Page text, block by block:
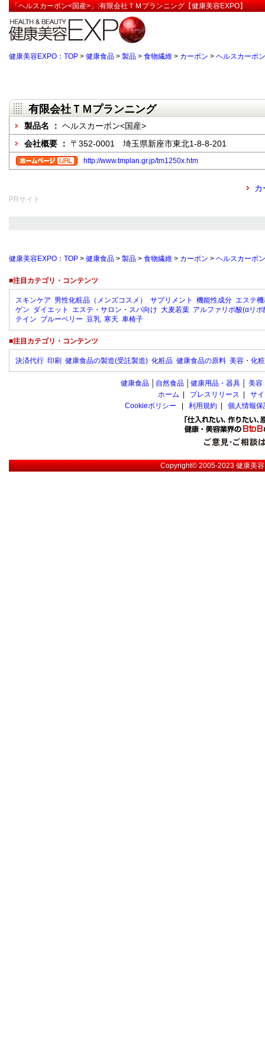
「ヘルスカーボン<国産>」:有限会社ＴＭプランニング【健康美容EXPO】
健康美容EXPO：TOP > 健康食品 > 製品 > 食物繊維 > カーボン > ヘルスカーボ
有限会社ＴＭプランニング
製品名 ： ヘルスカーボン<国産>
会社概要 ： 〒352-0001 埼玉県新座市東北1-8-8-201
http://www.tmplan.gr.jp/tm1250x.htm
カ
PRサイト
健康美容EXPO：TOP > 健康食品 > 製品 > 食物繊維 > カーボン > ヘルスカーボ
■注目カテゴリ・コンテンツ
スキンケア 男性化粧品（メンズコスメ） サプリメント 機能性成分 エステ
ゲン ダイエット エステ・サロン・スパ向け 大麦若葉 アルファリポ酸(αリポ
テイン ブルーベリー 豆乳 寒天 車椅子
■注目カテゴリ・コンテンツ
決済代行 印刷 健康食品の製造(受託製造) 化粧品 健康食品の原料 美容・化
健康食品 自然食品 健康用品・器具 美容
ホーム
プレスリリース
サ
Cookieポリシー
利用規約 個人情報
Copyright© 2005-2023健康美